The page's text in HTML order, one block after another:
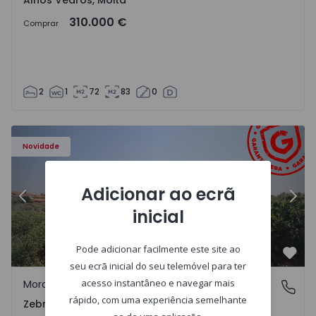
Comprar 310.000 €
2 1 72 83 0
Novidade
- 1566201 - 43
Moradia em Banda T4 Idanha-a-Nova, Zebreira e Segura
Anterior
Zebreira e Segura, Castelo Branco
Moradia em Banda
Zebreira e Segura, Castelo Branco
Adicionar ao ecrã
inicial
Pode adicionar facilmente este site ao
seu ecrã inicial do seu telemóvel para ter
acesso instantâneo e navegar mais
rápido, com uma experiência semelhante